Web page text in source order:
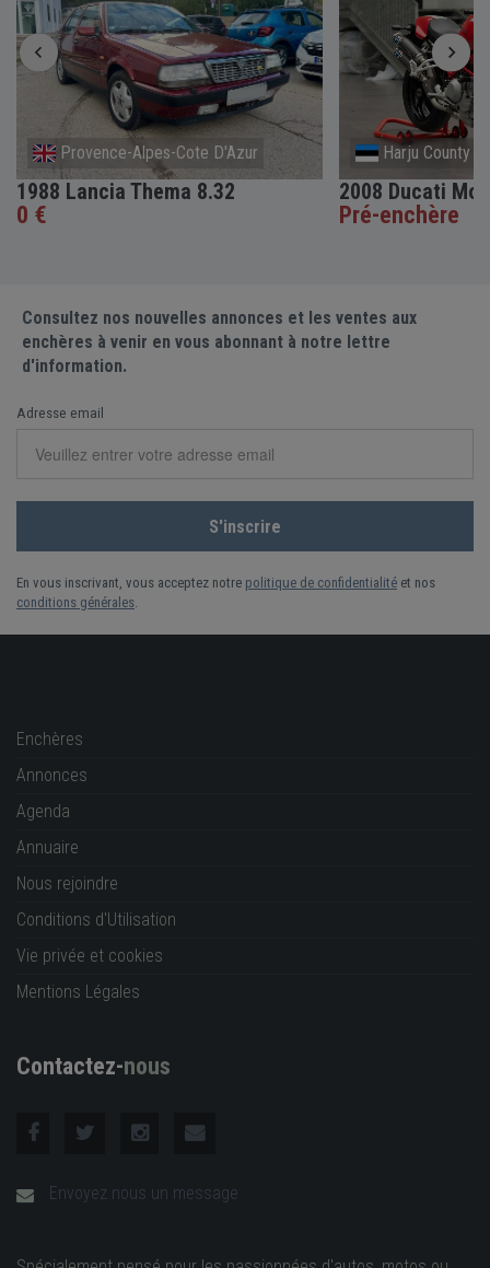
Provence-Alpes-Cote D'Azur
1988 Lancia Thema 8.32
0 €
Harju County
2008 Ducati
Pré-enchère
Consultez nos nouvelles annonces et les ventes aux
enchères à venir en vous abonnant à notre lettre
d'information.
Adresse email
En vous inscrivant, vous acceptez notre politique de confidentialité et nos
conditions générales.
Enchères
Annonces
Agenda
Annuaire
Nous rejoindre
Conditions d'Utilisation
Vie privée et cookies
Mentions Légales
Contactez-nous
Envoyez nous un message